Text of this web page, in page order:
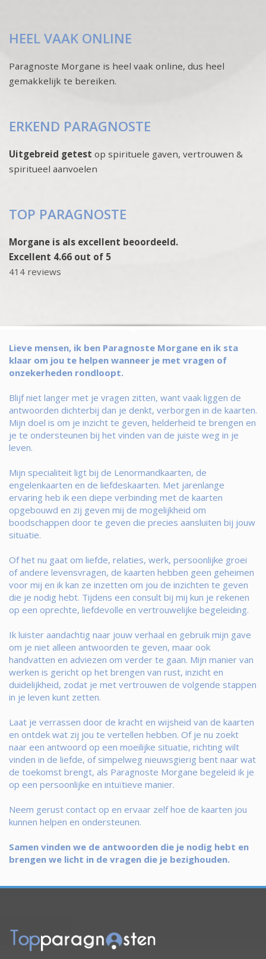
HEEL VAAK ONLINE
Paragnoste Morgane is heel vaak online, dus heel
gemakkelijk te bereiken.
ERKEND PARAGNOSTE
Uitgebreid getest op spirituele gaven, vertrouwen &
spiritueel aanvoelen
TOP PARAGNOSTE
Morgane is als excellent beoordeeld.
Excellent 4.66 out of 5
414 reviews
Lieve mensen, ik ben Paragnoste Morgane en ik sta
klaar om jou te helpen wanneer je met vragen of
onzekerheden rondloopt.
Blijf niet langer met je vragen zitten, want vaak liggen de
antwoorden dichterbij dan je denkt, verborgen in de kaarten.
Mijn doel is om je inzicht te geven, helderheid te brengen en
je te ondersteunen bij het vinden van de juiste weg in je
leven.
Mijn specialiteit ligt bij de Lenormandkaarten, de
engelenkaarten en de liefdeskaarten. Met jarenlange
ervaring heb ik een diepe verbinding met de kaarten
opgebouwd en zij geven mij de mogelijkheid om
boodschappen door te geven die precies aansluiten bij jouw
situatie.
Of het nu gaat om liefde, relaties, werk, persoonlijke groei
of andere levensvragen, de kaarten hebben geen geheimen
voor mij en ik kan ze inzetten om jou de inzichten te geven
die je nodig hebt. Tijdens een consult bij mij kun je rekenen
op een oprechte, liefdevolle en vertrouwelijke begeleiding.
Ik luister aandachtig naar jouw verhaal en gebruik mijn gave
om je niet alleen antwoorden te geven, maar ook
handvatten en adviezen om verder te gaan. Mijn manier van
werken is gericht op het brengen van rust, inzicht en
duidelijkheid, zodat je met vertrouwen de volgende stappen
in je leven kunt zetten.
Laat je verrassen door de kracht en wijsheid van de kaarten
en ontdek wat zij jou te vertellen hebben. Of je nu zoekt
naar een antwoord op een moeilijke situatie, richting wilt
vinden in de liefde, of simpelweg nieuwsgierig bent naar wat
de toekomst brengt, als Paragnoste Morgane begeleid ik je
op een persoonlijke en intuïtieve manier.
Neem gerust contact op en ervaar zelf hoe de kaarten jou
kunnen helpen en ondersteunen.
Samen vinden we de antwoorden die je nodig hebt en
brengen we licht in de vragen die je bezighouden.